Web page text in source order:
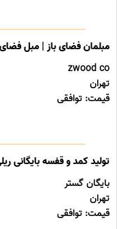
مبلمان فضای باز | مبل
zwood co
تهران
قیمت: توافقی
تولید کمد و قفسه بایگانی
بایگان گستر
تهران
قیمت: توافقی